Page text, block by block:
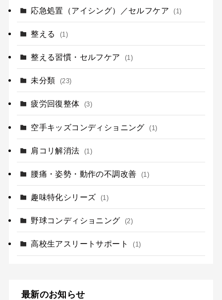
応急処置（アイシング）／セルフケア (1)
整える (1)
整える習慣・セルフケア (1)
未分類 (23)
疲労回復整体 (3)
空手キッズコンディショニング (1)
肩コリ解消法 (1)
腰痛・姿勢・動作の不調改善 (1)
趣味特化シリーズ (1)
野球コンディショニング (2)
高校生アスリートサポート (1)
最新のお知らせ